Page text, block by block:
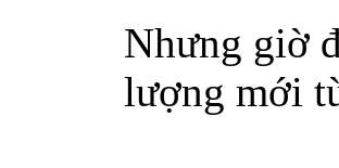
Nhưng giờ
lượng mới